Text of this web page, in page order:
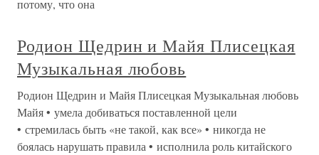
потому, что она
Родион Щедрин и Майя Плисецкая
Музыкальная любовь
Родион Щедрин и Майя Плисецкая Музыкальная любовь
Майя • умела добиваться поставленной цели
• стремилась быть «не такой, как все» • никогда не
боялась нарушать правила • исполнила роль китайского